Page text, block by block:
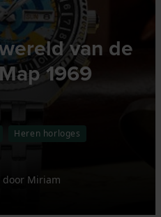
van de
1969
Heren horloges
door Miriam